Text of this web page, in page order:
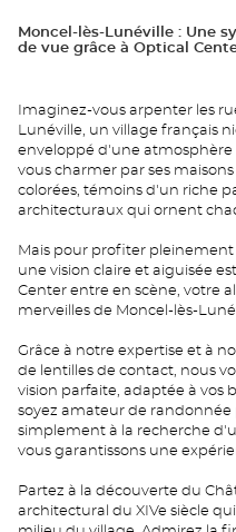
Moncel-lès-Lunéville : Une
de vue grâce à Optical
Imaginez-vous arpenter les
Lunéville, un village français
enveloppé d'une atmosphère
vous charmer par ses
colorées, témoins d'un riche
architecturaux qui ornent
Mais pour profiter
une vision claire et aiguisée
Center entre en scène, votre
merveilles de Moncel-lès-
Grâce à notre expertise et à
de lentilles de contact, nous
vision parfaite, adaptée à vos
soyez amateur de randonnée
simplement à la recherche
vous garantissons une
Partez à la découverte du
architectural du XIVe siècle